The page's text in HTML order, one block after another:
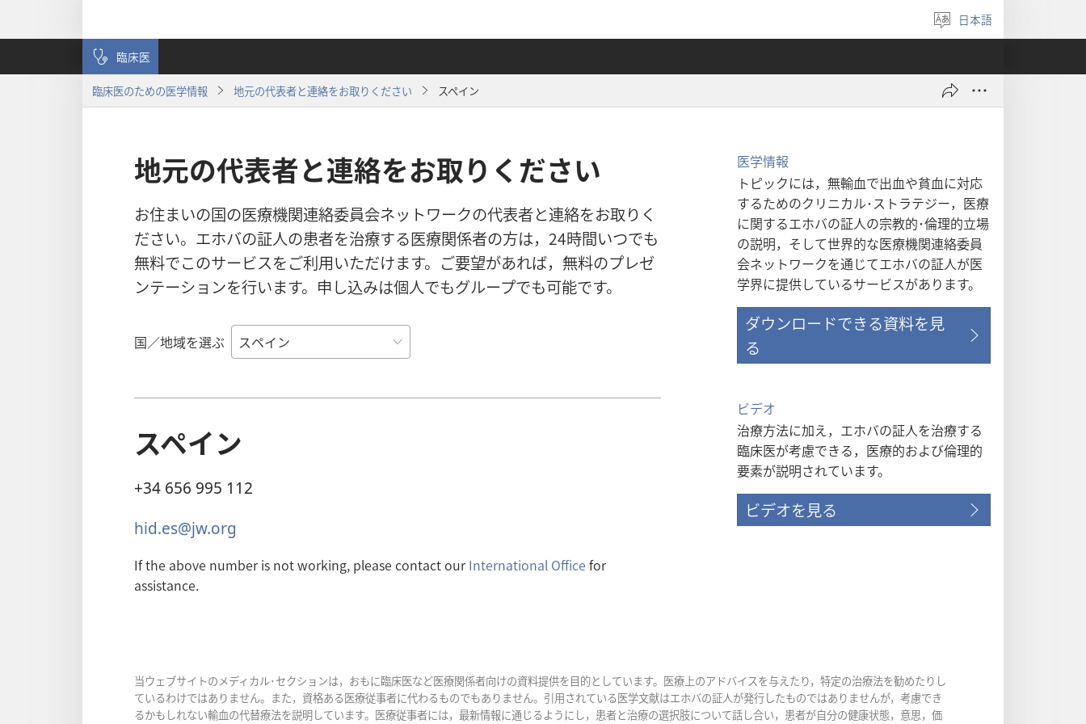
言
語
選
ぶ
日本語
臨床医
臨床医のための医学情報 地元の代表者と連絡をお取りください スペイン
地元の代表者と連絡をお取りください
お住まいの国の医療機関連絡委員会ネットワークの代表者と連絡をお取りく
ださい。エホバの証人の患者を治療する医療関係者の方は，24時間いつでも
無料でこのサービスをご利用いただけます。ご要望があれば，無料のプレゼ
ンテーションを行います。申し込みは個人でもグループでも可能です。
国／地域を選ぶ
スペイン
+34 656 995 112
hid.es@jw.org
If the above number is not working, please contact our International Office for
assistance.
医学情報
トピックには，無輸血で出血や貧血に対応
するためのクリニカル･ストラテジー，医療
に関するエホバの証人の宗教的･倫理的立場
の説明，そして世界的な医療機関連絡委員
会ネットワークを通じてエホバの証人が医
学界に提供しているサービスがあります。
ダウンロードできる資料を見
る
ビデオ
治療方法に加え，エホバの証人を治療する
臨床医が考慮できる，医療的および倫理的
要素が説明されています。
ビデオを見る
当ウェブサイトのメディカル･セクションは，おもに臨床医など医療関係者向けの資料提供を目的としています。医療上のアドバイスを与えたり，特定の治療法を勧めたりし
ているわけではありません。また，資格ある医療従事者に代わるものでもありません。引用されている医学文献はエホバの証人が発行したものではありませんが，考慮でき
るかもしれない輸血の代替療法を説明しています。医療従事者には，最新情報に通じるようにし，患者と治療の選択肢について話し合い，患者が自分の健康状態，意思，価